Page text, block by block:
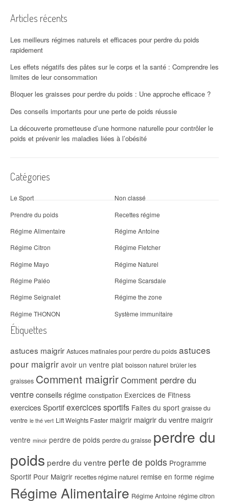
Articles récents
Les meilleurs régimes naturels et efficaces pour perdre du poids
rapidement
Les effets négatifs des pâtes sur le corps et la santé : Comprendre les
limites de leur consommation
Bloquer les graisses pour perdre du poids : Une approche efficace ?
Des conseils importants pour une perte de poids réussie
La découverte prometteuse d’une hormone naturelle pour contrôler le
poids et prévenir les maladies liées à l’obésité
Catégories
Le Sport
Non classé
Prendre du poids
Recettes régime
Régime Alimentaire
Régime Antoine
Régime Citron
Régime Fletcher
Régime Mayo
Régime Naturel
Régime Paléo
Régime Scarsdale
Régime Seignalet
Régime the zone
Régime THONON
Système immunitaire
Étiquettes
astuces maigrir Astuces matinales pour perdre du poids astuces
pour maigrir avoir un ventre plat boisson naturel brûler les
graisses Comment maigrirComment perdre du
ventreconseils régime constipation Exercices de Fitness
exercices Sportifexercices sportifs Faites du sport graisse du
ventre le thé vert Lift Weights Faster maigrir maigrir du ventre maigrir
ventre mincir perdre de poids perdre du graisse perdre du
poids perdre du ventre perte de poids Programme
Sportif Pour Maigrir recettes régime naturel remise en forme régime
Régime Alimentaire Régime Antoine régime citron